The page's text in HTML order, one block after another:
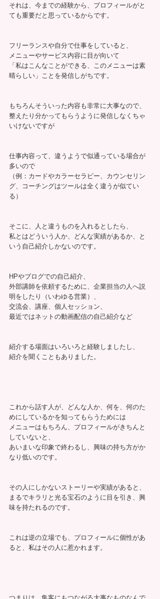
それは、今までの経験から、プロフィールがと
ても重要だと思っているからです。
フリーランスや自分で仕事をしていると、
メニューやサービス内容に目が向いて
「私はこんなことができる、このメニューは素
晴らしい」ことを発信しがちです。
もちろんそういった内容も非常に大事なので、
整えたり分かってもらうように発信しなくちゃ
いけないですが
仕事内容って、違うようで似通っている場合が
多いので
（例：カードやカラーセラピー、カウンセリン
グ、コーチングはツールは全く違うが似てい
る）
そこに、人と違うものを入れるとしたら、
私とはどういう人か、どんな実績があるか、と
いう自己紹介しかないのです。
HPやブログでの自己紹介、
外部講師を依頼するために、企業担当の人へ説
明をしたり（いわゆる営業）、
交流会、講座、個人セッション、
最近ではネットの動画配信の自己紹介など
紹介する場面はいろいろと経験しましたし、
紹介を聞くこともありました。
これから話す人が、どんな人か、何を、何のた
めにしているかを知ってもらうためには
メニューはもちろん、プロフィールがきちんと
していないと、
あいまいな印象で終わるし、興味の持ち方がか
なり低いのです。
その人にしかないストーリーや実績があると、
まるでキラリと光る宝石のように目を引き、興
味を持たれるのです。
これは逆の立場でも、プロフィールに個性があ
ると、私はその人に惹かれます。